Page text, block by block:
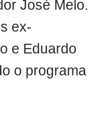
José Melo.
ex-
e Eduardo
o programa